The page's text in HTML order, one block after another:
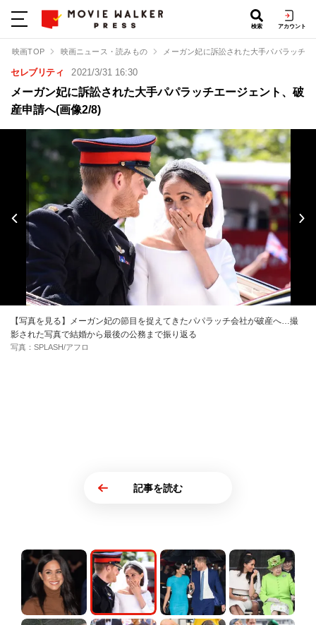
検索 アカウント
映画TOP 映画ニュース・読みもの メーガン妃に訴訟された大手パパラッチ
セレブリティ 2021/3/31 16:30
メーガン妃に訴訟された大手パパラッチエージェント、破
産申請へ(画像2/8)
【写真を見る】メーガン妃の節目を捉えてきたパパラッチ会社が破産へ…撮
影された写真で結婚から最後の公務まで振り返る
写真：SPLASH/アフロ
記事を読む